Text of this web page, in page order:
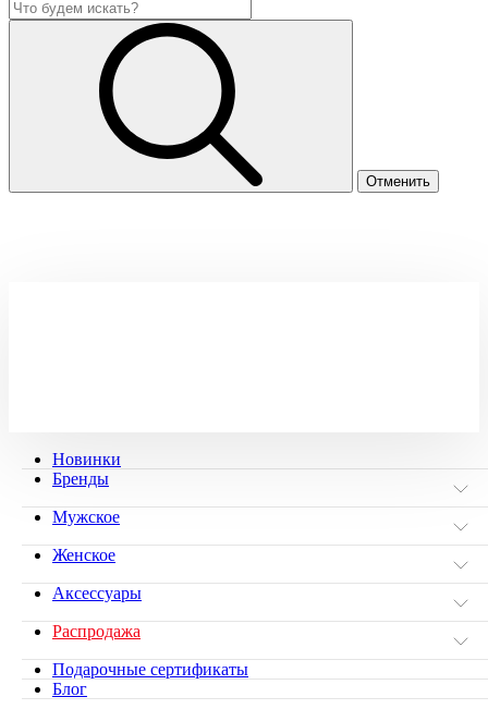
Новинки
Бренды
Мужское
Женское
Аксессуары
Распродажа
Подарочные сертификаты
Блог